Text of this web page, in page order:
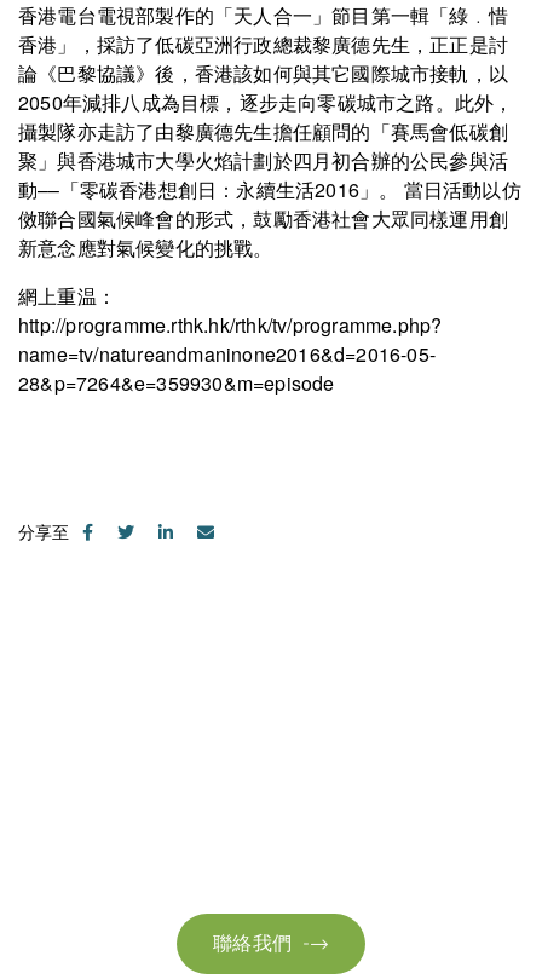
香港電台電視部製作的「天人合一」節目第一輯「綠﹒惜
香港」，採訪了低碳亞洲行政總裁黎廣德先生，正正是討
論《巴黎協議》後，香港該如何與其它國際城市接軌，以
2050年減排八成為目標，逐步走向零碳城市之路。此外，
攝製隊亦走訪了由黎廣德先生擔任顧問的「賽馬會低碳創
聚」與香港城市大學火焰計劃於四月初合辦的公民參與活
動––「零碳香港想創日：永續生活2016」。 當日活動以仿
傚聯合國氣候峰會的形式，鼓勵香港社會大眾同樣運用創
新意念應對氣候變化的挑戰。
網上重温：
http://programme.rthk.hk/rthk/tv/programme.php?
name=tv/natureandmaninone2016&d=2016-05-
28&p=7264&e=359930&m=episode
分享至

聯絡我們